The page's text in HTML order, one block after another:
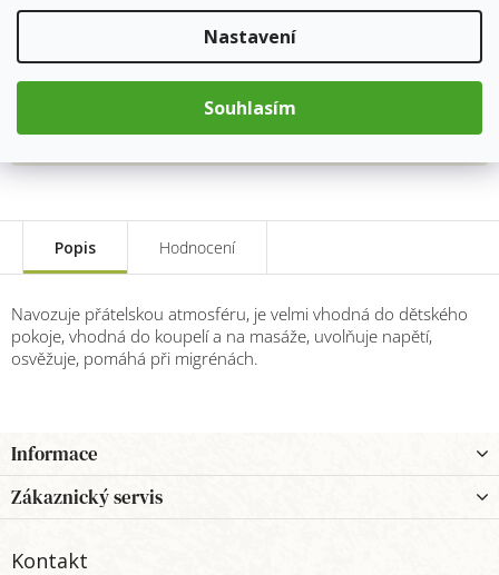
Nastavení
Souhlasím
269 Kč
Měrná
cena:
Přidat do košíku
Popis Hodnocení
Navozuje přátelskou atmosféru, je velmi vhodná do dětského
pokoje, vhodná do koupelí a na masáže, uvolňuje napětí,
osvěžuje, pomáhá při migrénách.
á
p
a
Informace
Zákaznický servis
Kontakt